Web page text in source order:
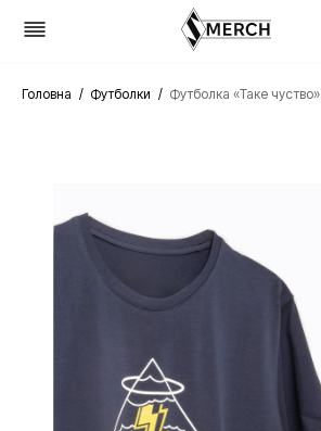
Головна Футболки Футболка «Таке чуство»